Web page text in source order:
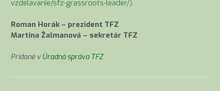
vzdelavanie/sfz-grassroots-leader/).
Roman Horák – prezident TFZ
Martina Žalmanová – sekretár TFZ
Pridané v Úradná správa TFZ